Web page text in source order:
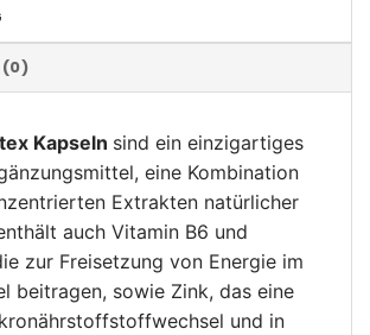
(0)
Kapseln sind ein einzigartiges
eine Kombination
Extrakten natürlicher
auch Vitamin B6 und
zur Freisetzung von Energie im
beitragen, sowie Zink, das eine
und in